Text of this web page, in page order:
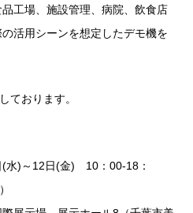
品工場、施設管理、病院、飲食店
活用シーンを想定したデモ機を
ております。
水)～12日(金) 10：00-18：